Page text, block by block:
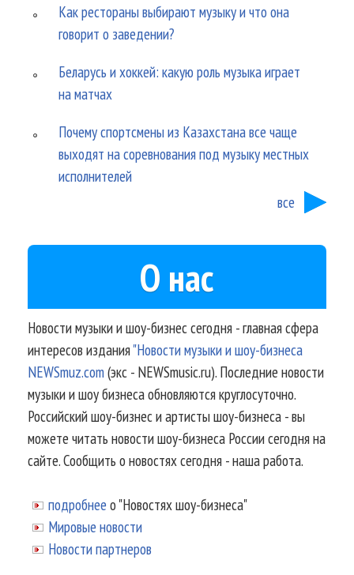
Как рестораны выбирают музыку и что она
говорит о заведении?
Беларусь и хоккей: какую роль музыка играет
на матчах
Почему спортсмены из Казахстана все чаще
выходят на соревнования под музыку местных
исполнителей
все
О нас
Новости музыки и шоу-бизнес сегодня - главная сфера
интересов издания"Новости музыки и шоу-бизнеса
NEWSmuz.com(экс - NEWSmusic.ru). Последние новости
музыки и шоу бизнеса обновляются круглосуточно.
Российский шоу-бизнес и артисты шоу-бизнеса - вы
можете читать новости шоу-бизнеса России сегодня на
сайте. Сообщить о новостях сегодня - наша работа.
подробнее о "Новостях шоу-бизнеса"
Мировые новости
Новости партнеров